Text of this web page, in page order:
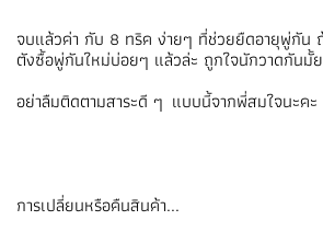
จบแล้วค่า กับ 8 ทริค ง่ายๆ ที่ช่วยยืดอายุพู่กัน
ตังซื้อพู่กันใหม่บ่อยๆ แล้วล่ะ ถูกใจนักวาดกันมั้
อย่าลืมติดตามสาระดี ๆ แบบนี้จากพี่สมใจนะคะ
การเปลี่ยนหรือคืนสินค้า...